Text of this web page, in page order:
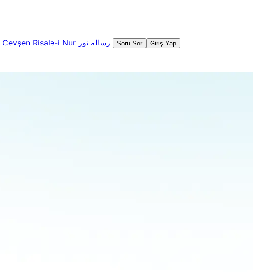
Cevşen Risale-i Nur Soru Sor Giriş Yap